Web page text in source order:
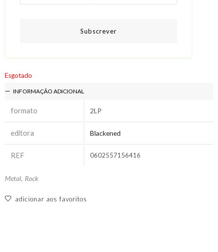
Subscrever
Esgotado
INFORMAÇÃO ADICIONAL
formato 2LP
editora Blackened
REF 0602557156416
Metal, Rock
adicionar aos favoritos